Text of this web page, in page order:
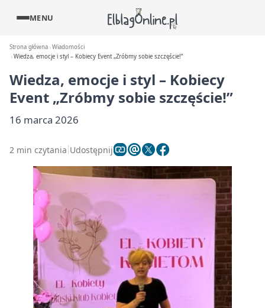
MENU
Strona główna Wiadomości
Wiedza, emocje i styl – Kobiecy Event „Zróbmy sobie szczęście!”
Wiedza, emocje i styl – Kobiecy
Event „Zróbmy sobie szczęście!”
16 marca 2026
2 min czytania Udostępnij